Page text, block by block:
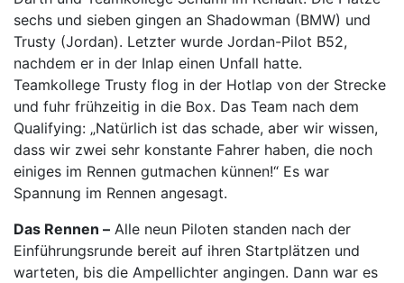
sechs und sieben gingen an Shadowman (BMW) und
Trusty (Jordan). Letzter wurde Jordan-Pilot B52,
nachdem er in der Inlap einen Unfall hatte.
Teamkollege Trusty flog in der Hotlap von der Strecke
und fuhr frühzeitig in die Box. Das Team nach dem
Qualifying: „Natürlich ist das schade, aber wir wissen,
dass wir zwei sehr konstante Fahrer haben, die noch
einiges im Rennen gutmachen künnen!“ Es war
Spannung im Rennen angesagt.
Das Rennen – Alle neun Piloten standen nach der
Einführungsrunde bereit auf ihren Startplätzen und
warteten, bis die Ampellichter angingen. Dann war es